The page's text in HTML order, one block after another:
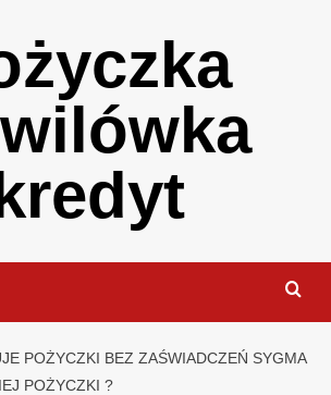
POŻYCZKI BEZ ZAŚWIADCZEŃ SYGMA
POŻYCZKI ?